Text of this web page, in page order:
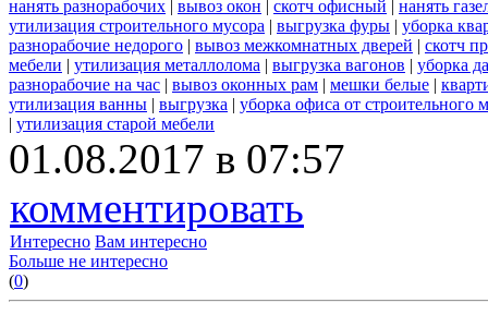
нанять разнорабочих | вывоз окон | скотч офисный | нанять
утилизация строительного мусора | выгрузка фуры | уборка
разнорабочие недорого | вывоз межкомнатных дверей | скотч
мебели | утилизация металлолома | выгрузка вагонов | уборка
разнорабочие на час | вывоз оконных рам | мешки белые |
утилизация ванны | выгрузка | уборка офиса от строительного
| утилизация старой мебели
01.08.2017 в 07:57
комментировать
Интересно Вам интересно
Больше не интересно
(0)